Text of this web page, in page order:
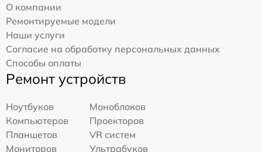
О компании
Ремонтируемые модели
Наши услуги
Согласие на обработку персональных данных
Способы оплаты
Ремонт устройств
Ноутбуков
Моноблоков
Компьютеров
Проекторов
Планшетов
VR систем
Мониторов
Ультрабуков